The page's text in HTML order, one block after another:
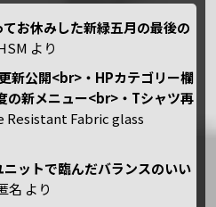
お休みした新緑五月の最後の
より
新公開<br>・HPカテゴリー欄
の新メニュー<br>・Tシャツ再
Resistant Fabric glass
ットで臨んだバランスのいい
名 より